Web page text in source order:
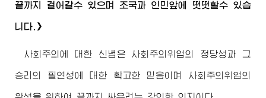
끝까지 걸어갈수 있으며 조국과 인민앞에 떳떳할수 있습
니다.》
사회주의에 대한 신념은 사회주의위업의 정당성과 그
승리의 필연성에 대한 확고한 믿음이며 사회주의위업의